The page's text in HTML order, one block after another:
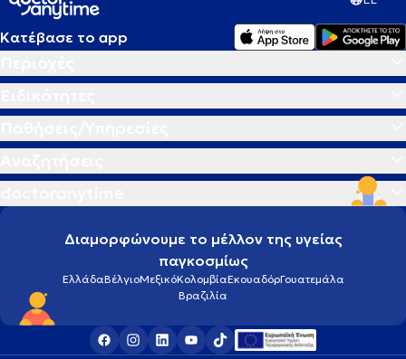
Κατέβασε το app
Διαμορφώνουμε το μέλλον της υγείας
παγκοσμίως
ΕλλάδαΒέλγιοΜεξικόΚολομβίαΕκουαδόρΓουατεμάλα
Βραζιλία